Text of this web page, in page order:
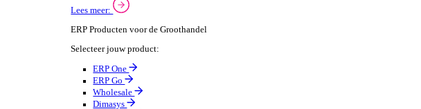
Facilitair Beheer & Vastgoedonderhoud
Onderhoud automatische deuren
Technisch onderhoud
Horeca-apparatuur onderhoud
Oplossingen
Oplossingen